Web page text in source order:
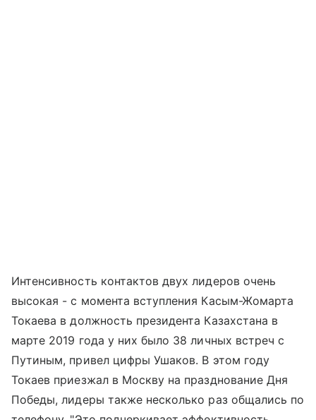
Интенсивность контактов двух лидеров очень
высокая - с момента вступления Касым-Жомарта
Токаева в должность президента Казахстана в
марте 2019 года у них было 38 личных встреч с
Путиным, привел цифры Ушаков. В этом году
Токаев приезжал в Москву на празднование Дня
Победы, лидеры также несколько раз общались по